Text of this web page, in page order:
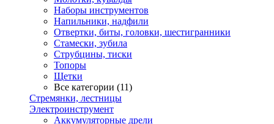
Наборы инструментов
Напильники, надфили
Отвертки, биты, головки, шестигранники
Стамески, зубила
Струбцины, тиски
Топоры
Щетки
Все категории (11)
Стремянки, лестницы
Электроинструмент
Аккумуляторные дрели